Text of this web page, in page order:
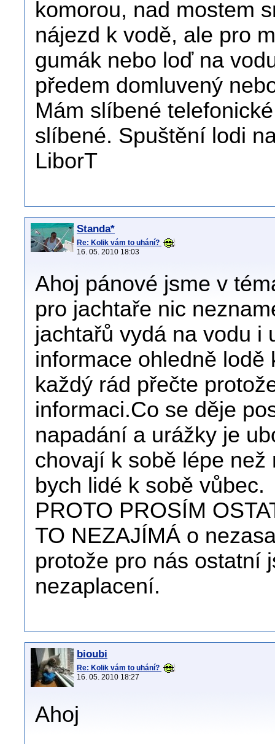
komorou, nad mostem
nájezd k vodě, ale pro
gumák nebo loď na
předem domluvený
Mám slíbené
slíbené. Spuštění lodi
LiborT
Standa*
Re: Kolik vám to uhání?
16. 05. 2010 18:03
Ahoj pánové jsme v
pro jachtaře nic
jachtařů vydá na vodu i
informace ohledně
každý rád přečte
informaci.Co se děje
napadání a urážky je
chovají k sobě lépe
bych lidé k sobě vůbec.
PROTO PROSÍM
TO NEZAJÍMÁ o
protože pro nás ostatní
nezaplacení.
bioubi
Re: Kolik vám to uhání?
16. 05. 2010 18:27
Ahoj